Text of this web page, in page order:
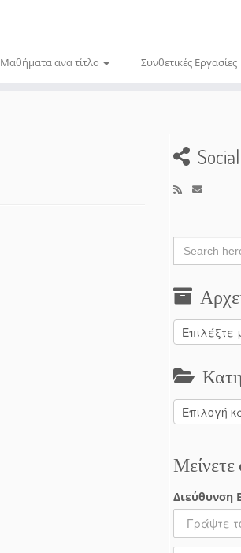
Μαθήματα ανα τίτλο Συνθετικές Εργασίες
Search
for:
Αρχείο
Κατηγορίες
Μείνετε
Διεύθυνση